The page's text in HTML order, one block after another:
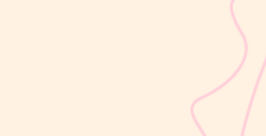
utama untuk menilai apakah tumbuh kembang si Kecil berjalan
optimal. Berbeda dengan berat badan yang bisa naik-turun dalam